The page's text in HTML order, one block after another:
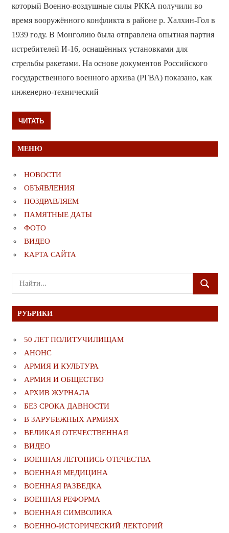
который Военно-воздушные силы РККА получили во
время вооружённого конфликта в районе р. Халхин-Гол в
1939 году. В Монголию была отправлена опытная партия
истребителей И-16, оснащённых установками для
стрельбы ракетами. На основе документов Российского
государственного военного архива (РГВА) показано, как
инженерно-технический
ЧИТАТЬ
МЕНЮ
НОВОСТИ
ОБЪЯВЛЕНИЯ
ПОЗДРАВЛЯЕМ
ПАМЯТНЫЕ ДАТЫ
ФОТО
ВИДЕО
КАРТА САЙТА
Поиск
для:
ПОИСК
РУБРИКИ
50 ЛЕТ ПОЛИТУЧИЛИЩАМ
АНОНС
АРМИЯ И КУЛЬТУРА
АРМИЯ И ОБЩЕСТВО
АРХИВ ЖУРНАЛА
БЕЗ СРОКА ДАВНОСТИ
В ЗАРУБЕЖНЫХ АРМИЯХ
ВЕЛИКАЯ ОТЕЧЕСТВЕННАЯ
ВИДЕО
ВОЕННАЯ ЛЕТОПИСЬ ОТЕЧЕСТВА
ВОЕННАЯ МЕДИЦИНА
ВОЕННАЯ РАЗВЕДКА
ВОЕННАЯ РЕФОРМА
ВОЕННАЯ СИМВОЛИКА
ВОЕННО-ИСТОРИЧЕСКИЙ ЛЕКТОРИЙ